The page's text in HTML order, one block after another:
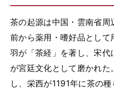
茶の起源は中国・雲南省
前から薬用・嗜好品とし
羽が「茶経」を著し、宋
が宮廷文化として磨かれ
し、栄西が1191年に茶の